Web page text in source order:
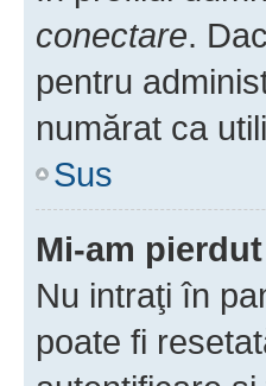
conectare.
pentru
numărat ca
Sus
Mi-am
Nu intraţi în
poate fi